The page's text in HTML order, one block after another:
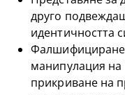
друго
идентичността
Фалшифициране
манипулация на
прикриване на